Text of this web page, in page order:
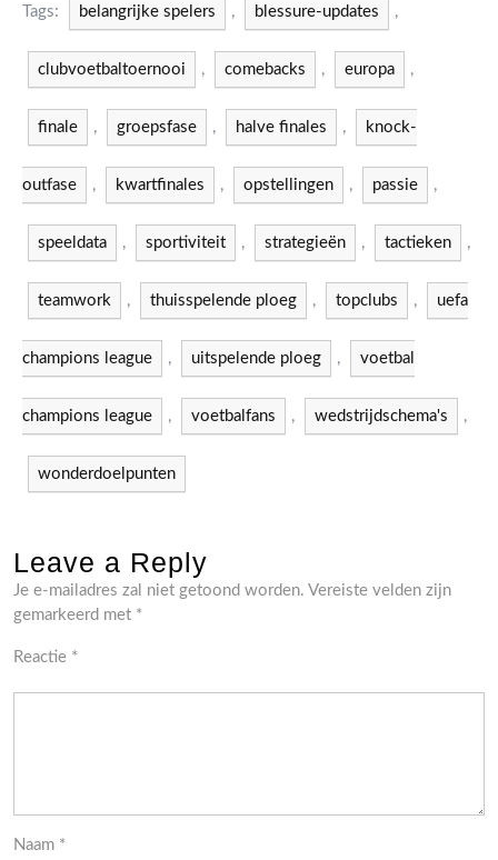
Tags: belangrijke spelers , blessure-updates ,
clubvoetbaltoernooi , comebacks , europa ,
finale , groepsfase , halve finales , knock-
outfase , kwartfinales , opstellingen , passie ,
speeldata , sportiviteit , strategieën , tactieken ,
teamwork , thuisspelende ploeg , topclubs , uefa
champions league , uitspelende ploeg , voetbal
champions league , voetbalfans , wedstrijdschema's ,
wonderdoelpunten
Leave a Reply
Je e-mailadres zal niet getoond worden. Vereiste velden zijn
gemarkeerd met *
Reactie *
Naam *